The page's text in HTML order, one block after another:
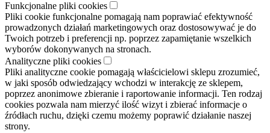
Funkcjonalne pliki cookies
Pliki cookie funkcjonalne pomagają nam poprawiać efektywność
prowadzonych działań marketingowych oraz dostosowywać je do
Twoich potrzeb i preferencji np. poprzez zapamiętanie wszelkich
wyborów dokonywanych na stronach.
Analityczne pliki cookies
Pliki analityczne cookie pomagają właścicielowi sklepu zrozumieć,
w jaki sposób odwiedzający wchodzi w interakcję ze sklepem,
poprzez anonimowe zbieranie i raportowanie informacji. Ten rodzaj
cookies pozwala nam mierzyć ilość wizyt i zbierać informacje o
źródłach ruchu, dzięki czemu możemy poprawić działanie naszej
strony.